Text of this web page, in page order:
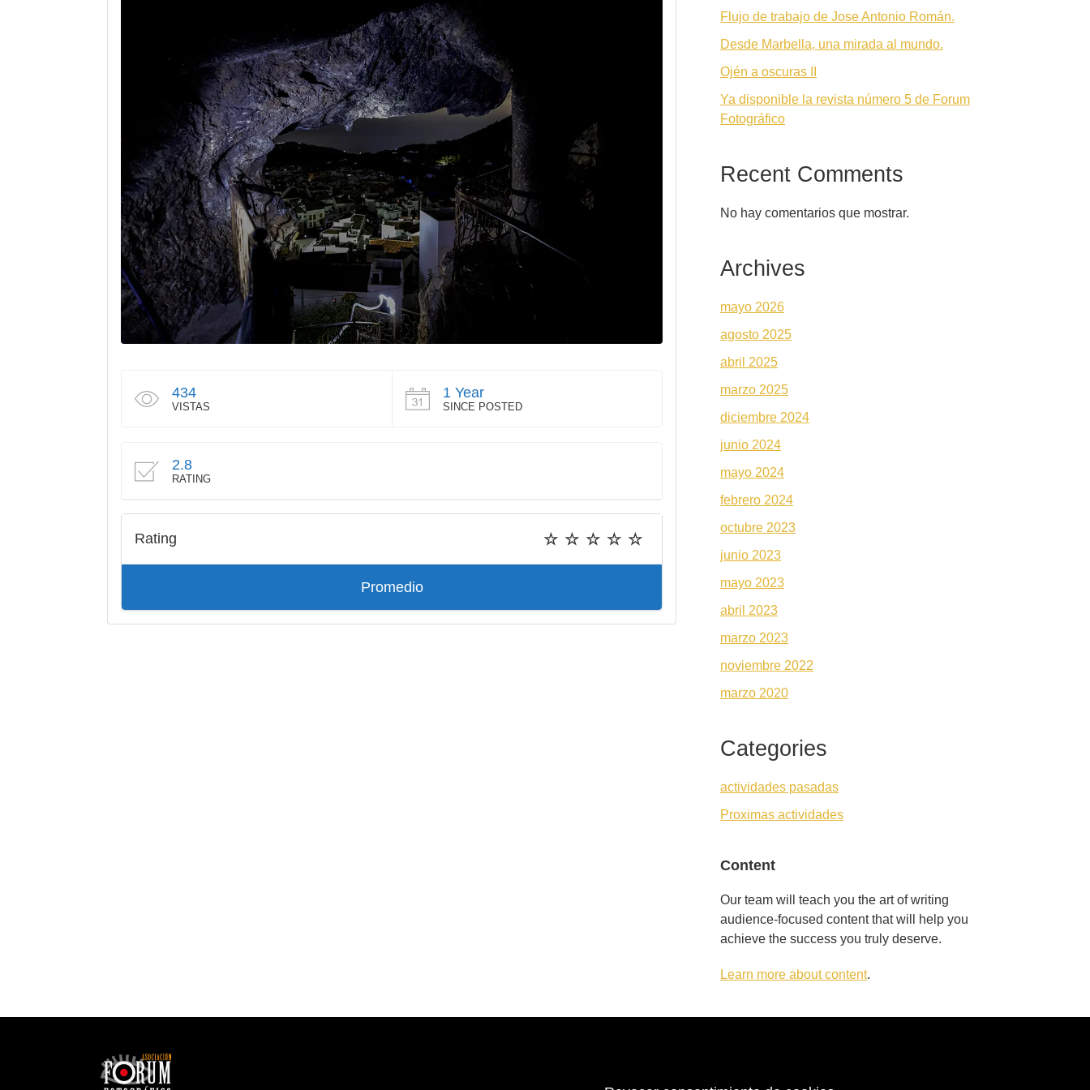
434
VISTAS
1 Year
SINCE POSTED
2.8
RATING
Rating
Promedio
Flujo de trabajo de Jose Antonio Román.
Desde Marbella, una mirada al mundo.
Ojén a oscuras II
Ya disponible la revista número 5 de Forum
Fotográfico
Recent Comments
No hay comentarios que mostrar.
Archives
mayo 2026
agosto 2025
abril 2025
marzo 2025
diciembre 2024
junio 2024
mayo 2024
febrero 2024
octubre 2023
junio 2023
mayo 2023
abril 2023
marzo 2023
noviembre 2022
marzo 2020
Categories
actividades pasadas
Proximas actividades
Content
Our team will teach you the art of writing
audience-focused content that will help you
achieve the success you truly deserve.
Learn more about content.